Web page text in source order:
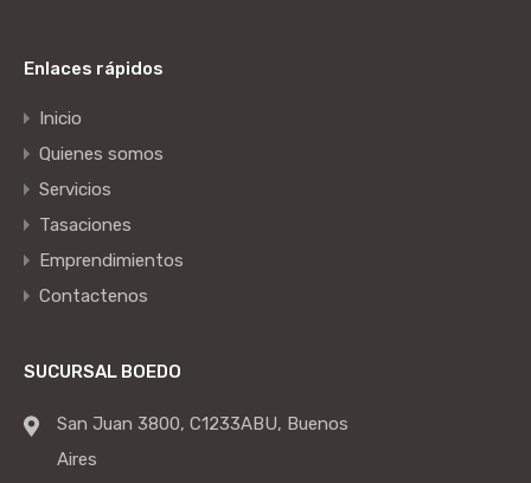
Enlaces rápidos
Inicio
Quienes somos
Servicios
Tasaciones
Emprendimientos
Contactenos
SUCURSAL BOEDO
San Juan 3800, C1233ABU, Buenos
Aires